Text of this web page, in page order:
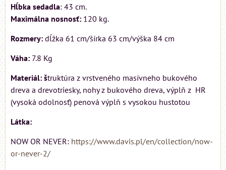
Hĺbka sedadla: 43 cm.
Maximálna nosnosť: 120 kg.
Rozmery: dĺžka 61 cm/šírka 63 cm/výška 84 cm
Váha: 7.8 Kg
Materiál: štruktúra z vrstveného masívneho bukového
dreva a drevotriesky, nohy z bukového dreva, výplň z HR
(vysoká odolnosť) penová výplň s vysokou hustotou
Látka:
NOW OR NEVER: https://www.davis.pl/en/collection/now-
or-never-2/